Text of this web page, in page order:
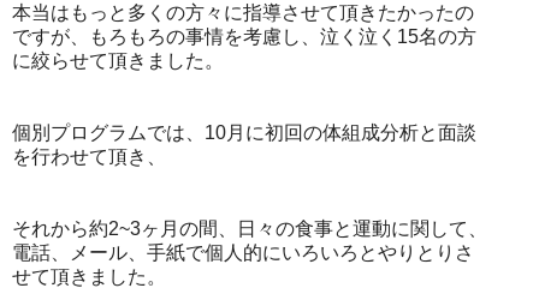
本当はもっと多くの方々に指導させて頂きたかったの
ですが、もろもろの事情を考慮し、泣く泣く15名の方
に絞らせて頂きました。
個別プログラムでは、10月に初回の体組成分析と面談
を行わせて頂き、
それから約2~3ヶ月の間、日々の食事と運動に関して、
電話、メール、手紙で個人的にいろいろとやりとりさ
せて頂きました。